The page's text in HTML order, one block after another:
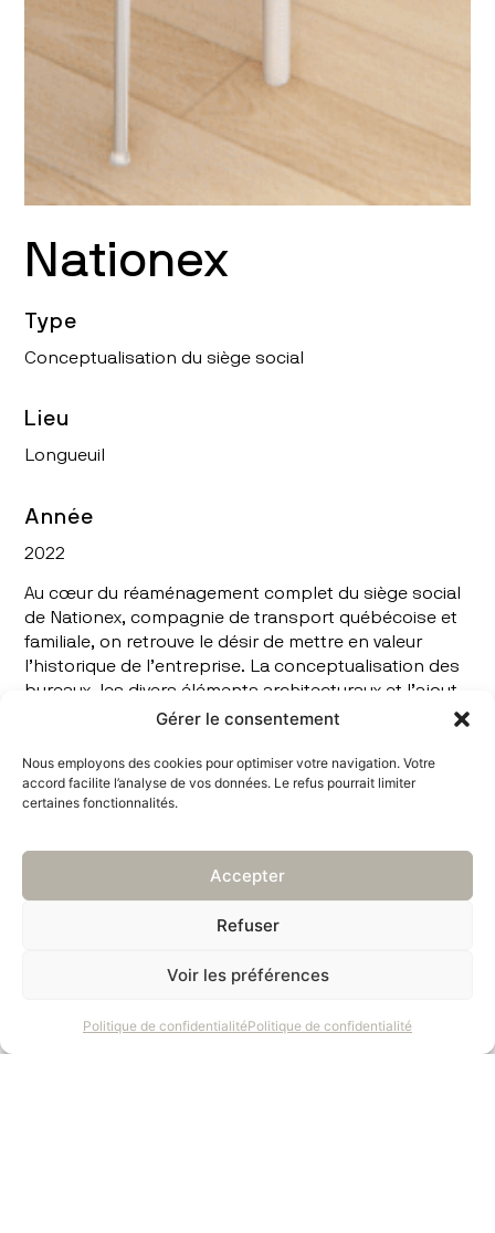
Gérer le consentement
Nous employons des cookies pour optimiser votre navigation. Votre
accord facilite l’analyse de vos données. Le refus pourrait limiter
certaines fonctionnalités.
Accepter
Refuser
Voir les préférences
Politique de confidentialitéPolitique de confidentialité
Nationex
Type
Conceptualisation du siège social
Lieu
Longueuil
Année
2022
Au cœur du réaménagement complet du siège social
de Nationex, compagnie de transport québécoise et
familiale, on retrouve le désir de mettre en valeur
l’historique de l’entreprise. La conceptualisation des
bureaux, les divers éléments architecturaux et l’ajout
de verdure rendent l’environnement ergonomique et
Fidèle à l’image et aux valeurs fondatrices de
l’entreprise, l’espace permet aux membres du
personnel de s’identifier à leur milieu de travail et